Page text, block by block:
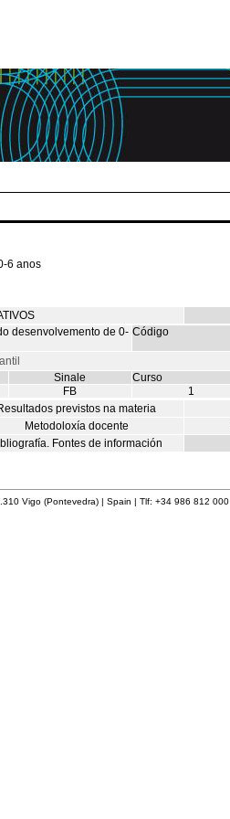
6 anos
desenvolvemento de 0- Código
Sinale Curso
FB 1
previstos na materia
Metodoloxía docente
Fontes de información
Vigo (Pontevedra) | Spain | Tlf: +34 986 812 000